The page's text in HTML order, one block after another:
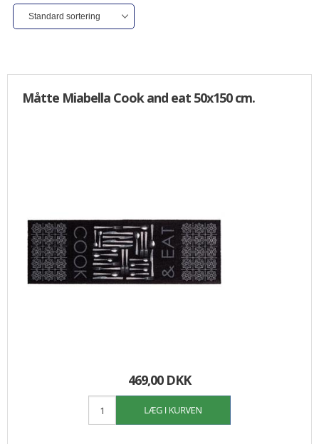
BORDDÆKNING
ALLE VARER I DENNE KATEGORI ER TIL 1/2 PRIS
TILBUD
VILKÅR
BESTIL
KURV
Måtte Miabella Cook and eat 50x150 cm.
469,00 DKK